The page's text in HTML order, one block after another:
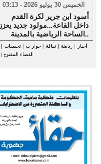
الخميس 30 يوليو 2026 - 03:13
أسود ابن جرير لكرة القدم
داخل القاعة...مولود جديد يعزز
الساحة الرياضية بالمدينة..
أخبار |رياضة |ثقافة |حوارات |تحقيقات |
الفضاء المفتوح |